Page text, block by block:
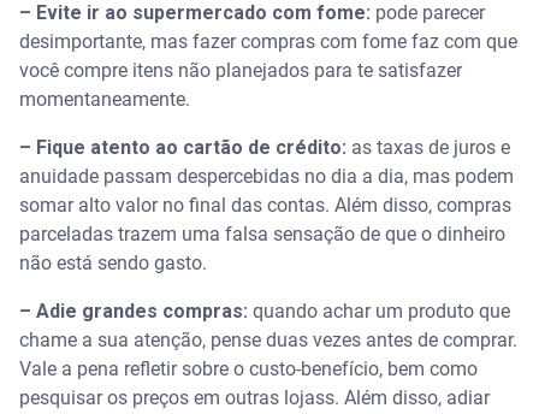
– Evite ir ao supermercado com fome: pode parecer
desimportante, mas fazer compras com fome faz com que
você compre itens não planejados para te satisfazer
momentaneamente.
– Fique atento ao cartão de crédito: as taxas de juros e
anuidade passam despercebidas no dia a dia, mas podem
somar alto valor no final das contas. Além disso, compras
parceladas trazem uma falsa sensação de que o dinheiro
não está sendo gasto.
– Adie grandes compras: quando achar um produto que
chame a sua atenção, pense duas vezes antes de comprar.
Vale a pena refletir sobre o custo-benefício, bem como
pesquisar os preços em outras lojass. Além disso, adiar